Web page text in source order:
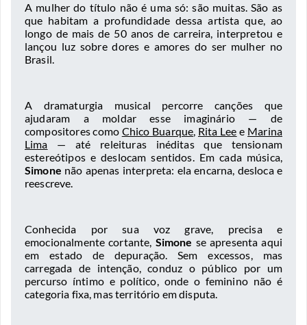
A mulher do título não é uma só: são muitas. São as
que habitam a profundidade dessa artista que, ao
longo de mais de 50 anos de carreira, interpretou e
lançou luz sobre dores e amores do ser mulher no
Brasil.
A dramaturgia musical percorre canções que
ajudaram a moldar esse imaginário — de
compositores como Chico Buarque, Rita Lee e Marina
Lima — até releituras inéditas que tensionam
estereótipos e deslocam sentidos. Em cada música,
Simone não apenas interpreta: ela encarna, desloca e
reescreve.
Conhecida por sua voz grave, precisa e
emocionalmente cortante, Simone se apresenta aqui
em estado de depuração. Sem excessos, mas
carregada de intenção, conduz o público por um
percurso íntimo e político, onde o feminino não é
categoria fixa, mas território em disputa.